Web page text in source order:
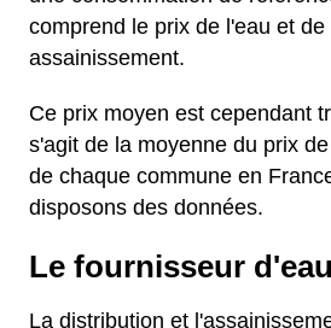
comprend le prix de l'eau et de
assainissement.
Ce prix moyen est cependant
s'agit de la moyenne du prix
de chaque commune en
disposons des données.
Le fournisseur
La distribution et